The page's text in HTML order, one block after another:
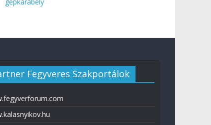
Fegyveres Szakportálok